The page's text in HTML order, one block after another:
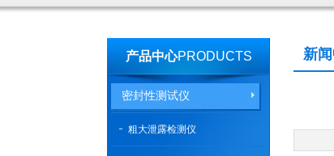
产品中心PRODUCTS
密封性测试仪
粗大泄露检测仪
新